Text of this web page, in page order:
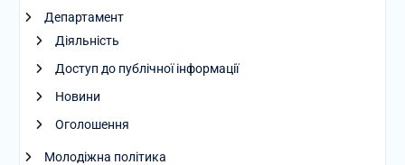
Департамент
Діяльність
Доступ до публічної інформації
Новини
Оголошення
Молодіжна політика